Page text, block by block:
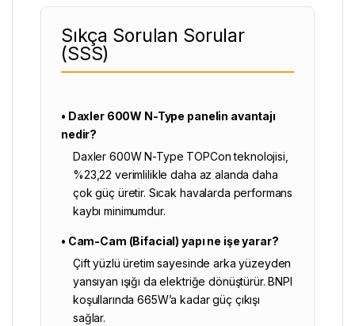
Sıkça Sorulan Sorular
(SSS)
• Daxler 600W N-Type panelin avantajı
nedir?
Daxler 600W N-Type TOPCon teknolojisi,
%23,22 verimlilikle daha az alanda daha
çok güç üretir. Sıcak havalarda performans
kaybı minimumdur.
• Cam-Cam (Bifacial) yapı ne işe yarar?
Çift yüzlü üretim sayesinde arka yüzeyden
yansıyan ışığı da elektriğe dönüştürür. BNPI
koşullarında 665W’a kadar güç çıkışı
sağlar.